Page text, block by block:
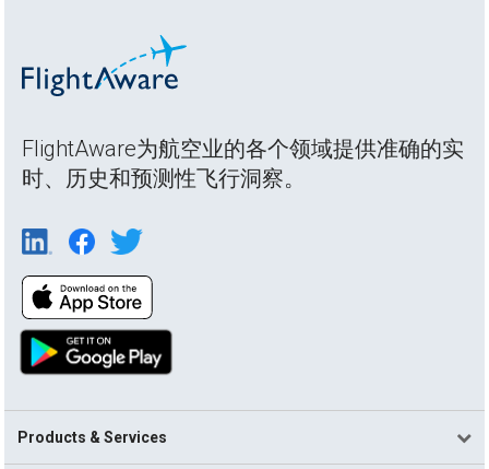
FlightAware为航空业的各个领域提供准确的实
时、历史和预测性飞行洞察。
Products & Services